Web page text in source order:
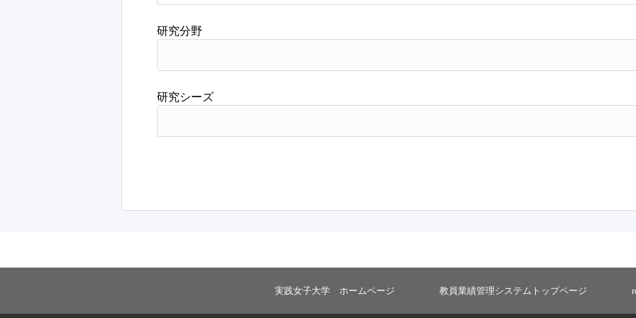
研究分野
研究シーズ
実践女子大学 ホームページ 教員業績管理システムトップページ